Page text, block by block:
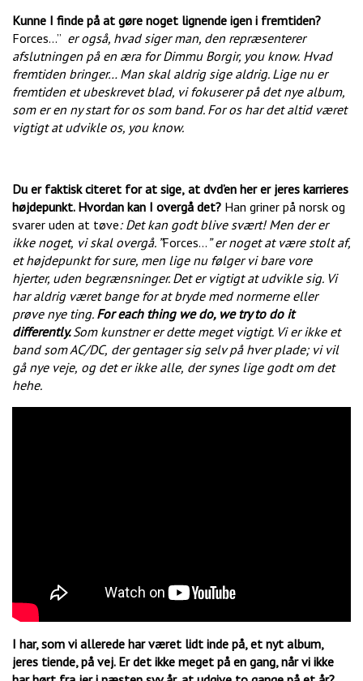
Kunne I finde på at gøre noget lignende igen i fremtiden?
Forces…” er også, hvad siger man, den repræsenterer
afslutningen på en æra for Dimmu Borgir, you know. Hvad
fremtiden bringer… Man skal aldrig sige aldrig. Lige nu er
fremtiden et ubeskrevet blad, vi fokuserer på det nye album,
som er en ny start for os som band. For os har det altid været
vigtigt at udvikle os, you know.
Du er faktisk citeret for at sige, at dvd’en her er jeres karrieres
højdepunkt. Hvordan kan I overgå det? Han griner på norsk og
svarer uden at tøve: Det kan godt blive svært! Men der er
ikke noget, vi skal overgå. ”Forces… ” er noget at være stolt af,
et højdepunkt for sure, men lige nu følger vi bare vore
hjerter, uden begrænsninger. Det er vigtigt at udvikle sig. Vi
har aldrig været bange for at bryde med normerne eller
prøve nye ting. For each thing we do, we try to do it
differently.Som kunstner er dette meget vigtigt. Vi er ikke et
band som AC/DC, der gentager sig selv på hver plade; vi vil
gå nye veje, og det er ikke alle, der synes lige godt om det
hehe.
I har, som vi allerede har været lidt inde på, et nyt album,
jeres tiende, på vej. Er det ikke meget på en gang, når vi ikke